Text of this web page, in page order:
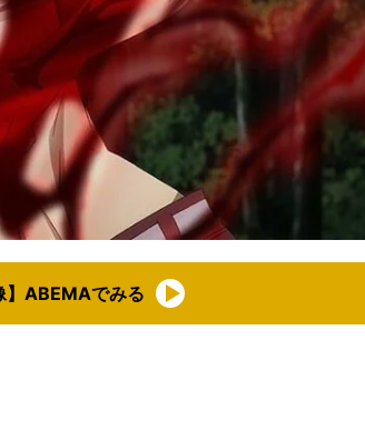
】ABEMAでみる